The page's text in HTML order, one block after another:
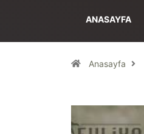
ANASAYFA
Anasayfa